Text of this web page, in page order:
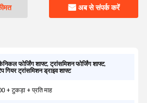
अब से संपर्क करें
फोर्जिंग शाफ्ट,ट्रांसमिशन फोर्जिंग शाफ्ट,
गियर ट्रांसमिशन ड्राइव शाफ्ट
+ टुकड़ा + प्रति माह